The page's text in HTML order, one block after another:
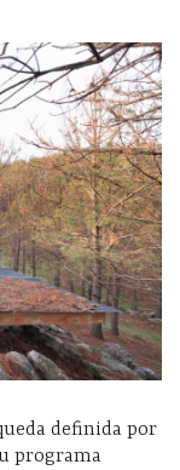
definida por
programa